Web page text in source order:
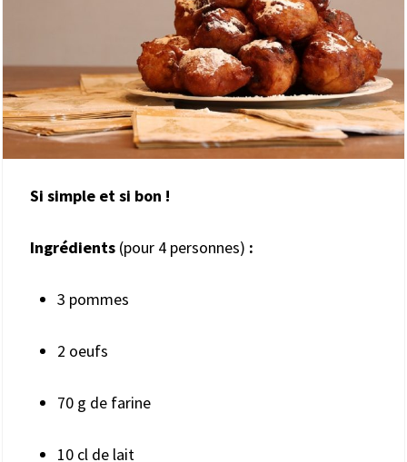
Si simple et si bon !
Ingrédients (pour 4 personnes) :
3 pommes
2 oeufs
70 g de farine
10 cl de lait